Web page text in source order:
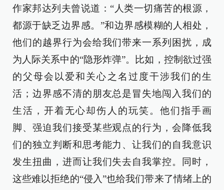
作家邦达列夫曾说道：“人类一切痛苦的根源，
都源于缺乏边界感。”和边界感模糊的人相处，
他们的越界行为会给我们带来一系列困扰，成
为人际关系中的“隐形炸弹”。比如，控制欲过强
的父母会以爱和关心之名过度干涉我们的生
活；边界感不清的朋友总是冒失地闯入我们的
生活，开着无心却伤人的玩笑。他们指手画
脚、强迫我们接受某些观点的行为，会降低我
们的独立判断和思考能力、让我们的自我意识
发生扭曲，进而让我们失去自我掌控。同时，
这些难以拒绝的“侵入”也给我们带来了情绪上的